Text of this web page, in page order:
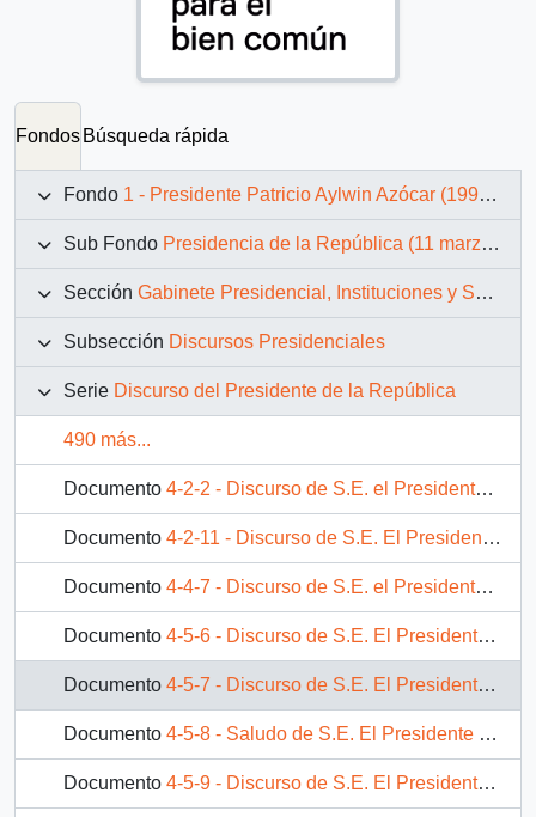
Fondos Búsqueda rápida
Fondo 1 - Presidente Patricio Aylwin Azócar (1990-1994)
Sub Fondo Presidencia de la República (11 marzo 1990 – 11 marzo 1994)
Sección Gabinete Presidencial, Instituciones y Servicios
Subsección Discursos Presidenciales
Serie Discurso del Presidente de la República
490 más...
Documento 4-2-2 - Discurso de S.E. el Presidente de la República D. Patricio Aylwin Azócar, en reunión realizada en INDAP
Documento 4-2-11 - Discurso de S.E. El Presidente de la República, D. Patricio Aylwin Azócar, en Estación Experimental "Las Cardas" de la Universidad de Chile
Documento 4-4-7 - Discurso de S.E. el Presidente de la República, d. Patricio Aylwin Azocar, en encuentro empresarial de la International Trust Investment Corporation de la República Popular China (CITIC)
Documento 4-5-6 - Discurso de S.E. El Presidente de la República, D. Patricio Aylwin Azócar, al clausurar la III Conferencia Regional sobre la pobreza en América Latina y El Caribe, en la CEPAL
Documento 4-5-7 - Discurso de S.E. El Presidente de la República. D. Patricio Aylwin Azócar, al inaugurar el Liceo A-12 Santiago Escutti Orrego
Documento 4-5-8 - Saludo de S.E. El Presidente de la República D. Patricio Aylwin Azócar, durante su visita al Hospital San Martín
Documento 4-5-9 - Discurso de S.E. El Presidente de la República, D. Patricio Aylwin Azócar, en Inauguración del IV Congreso Internacional de la Fruta